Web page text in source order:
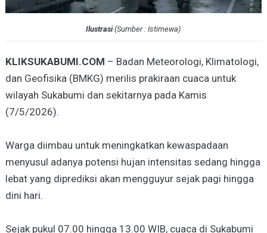
Ilustrasi(Sumber : Istimewa)
KLIKSUKABUMI.COM – Badan Meteorologi, Klimatologi,
dan Geofisika (BMKG) merilis prakiraan cuaca untuk
wilayah Sukabumi dan sekitarnya pada Kamis
(7/5/2026).
Warga diimbau untuk meningkatkan kewaspadaan
menyusul adanya potensi hujan intensitas sedang hingga
lebat yang diprediksi akan mengguyur sejak pagi hingga
dini hari.
Sejak pukul 07.00 hingga 13.00 WIB, cuaca di Sukabumi